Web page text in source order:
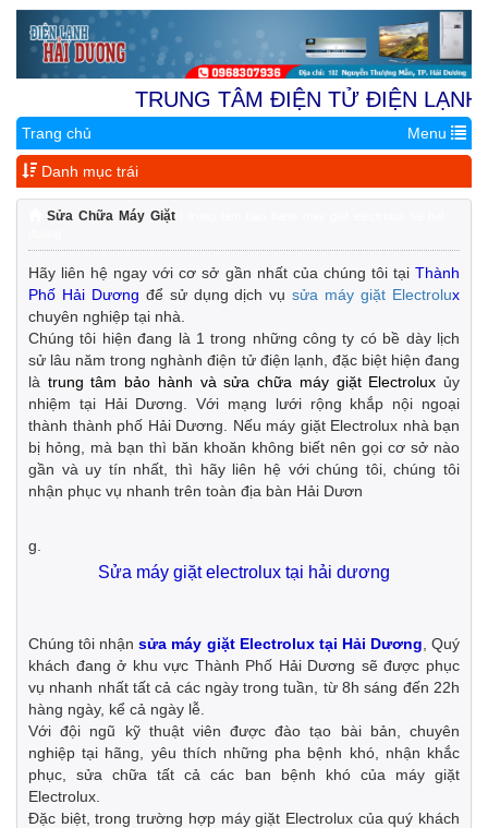
TRUNG TÂM ĐIỆN TỬ ĐIỆN LẠNH
Địa Chỉ 1:Nhà Vườn
Trang chủ Menu
Danh mục trái
Sửa Chữa Máy Giặt/ trung tam bao hanh may giat electrolux tai hai
Hãy liên hệ ngay với cơ sở gần nhất của chúng tôi tại Thành
Phố Hải Dương để sử dụng dịch vụsửa máy giặt Electrolux
chuyên nghiệp tại nhà.
Chúng tôi hiện đang là 1 trong những công ty có bề dày lịch
sử lâu năm trong nghành điện tử điện lạnh, đặc biệt hiện đang
là trung tâm bảo hành và sửa chữa máy giặt Electrolux ủy
nhiệm tại Hải Dương. Với mạng lưới rộng khắp nội ngoại
thành thành phố Hải Dương. Nếu máy giặt Electrolux nhà bạn
bị hỏng, mà bạn thì băn khoăn không biết nên gọi cơ sở nào
gần và uy tín nhất, thì hãy liên hệ với chúng tôi, chúng tôi
nhận phục vụ nhanh trên toàn địa bàn Hải Dươn
g.
Sửa máy giặt electrolux tại hải dương
Chúng tôi nhậnsửa máy giặt Electrolux tại Hải Dương , Quý
khách đang ở khu vực Thành Phố Hải Dương sẽ được phục
vụ nhanh nhất tất cả các ngày trong tuần, từ 8h sáng đến 22h
hàng ngày, kể cả ngày lễ.
Với đội ngũ kỹ thuật viên được đào tạo bài bản, chuyên
nghiệp tại hãng, yêu thích những pha bệnh khó, nhận khắc
phục, sửa chữa tất cả các ban bệnh khó của máy giặt
Electrolux.
Đặc biệt, trong trường hợp máy giặt Electrolux của quý khách